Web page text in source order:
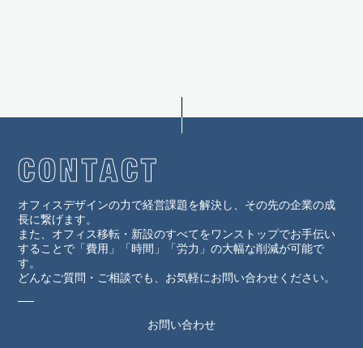
オフィスデザインの力で経営課題を解決し、その先の企業の成
長に繋げます。
また、オフィス移転・新設のすべてをワンストップでお手伝い
することで「費用」「時間」「労力」の大幅な削減が可能で
す。
どんなご質問・ご相談でも、お気軽にお問い合わせください。
お問い合わせ